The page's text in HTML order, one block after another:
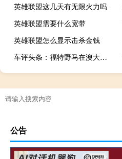
英雄联盟这几天有无限火力吗
英雄联盟需要什么宽带
英雄联盟怎么显示击杀金钱
车评头条：福特野马在澳大利亚很受欢迎已下订单超过2000
公告